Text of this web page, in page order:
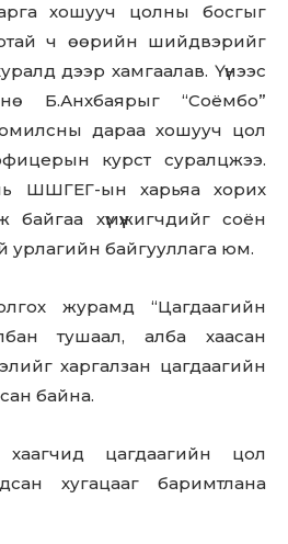
хошууч цолны босгыг
ч өөрийн шийдвэрийг
дээр хамгаалав. Үүнээс
Б.Анхбаярыг “Соёмбо”
дараа хошууч цол
курст суралцжээ.
ШШГЕГ-ын харьяа хорих
хүмүүжигчдийг соён
урлагийн байгууллага юм.
журамд “Цагдаагийн
тушаал, алба хаасан
харгалзан цагдаагийн
байна.
цагдаагийн цол
хугацааг баримтлана